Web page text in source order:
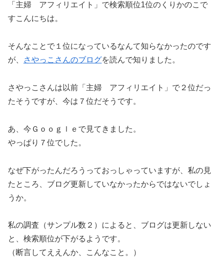
「主婦 アフィリエイト」で検索順位1位のくりかのこで
すこんにちは。
そんなことで１位になっているなんて知らなかったのです
が、
さやっこさんのブログを読んで知りました。
さやっこさんは以前「主婦 アフィリエイト」で２位だっ
たそうですが、今は７位だそうです。
あ、今Ｇｏｏｇｌｅで見てきました。
やっぱり７位でした。
なぜ下がったんだろうっておっしゃっていますが、私の見
たところ、ブログ更新していなかったからではないでしょ
うか。
私の調査（サンプル数２）によると、ブログは更新しない
と、検索順位が下がるようです。
（断言してええんか、こんなこと。）